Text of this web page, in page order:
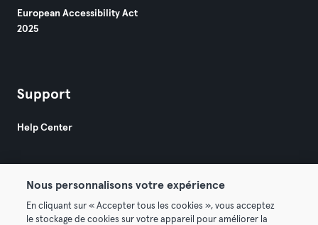
European Accessibility Act
2025
Support
Help Center
Nous personnalisons votre expérience
En cliquant sur « Accepter tous les cookies », vous acceptez
le stockage de cookies sur votre appareil pour améliorer la